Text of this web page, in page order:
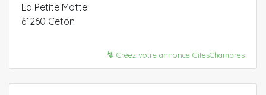
La Petite Motte
61260 Ceton
↯ Créez votre annonce GitesChambres